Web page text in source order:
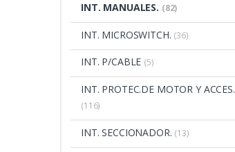
INT. MANUALES. (82)
INT. MICROSWITCH. (36)
INT. P/CABLE (5)
INT. PROTEC.DE MOTOR Y ACCES.
(116)
INT. SECCIONADOR. (13)